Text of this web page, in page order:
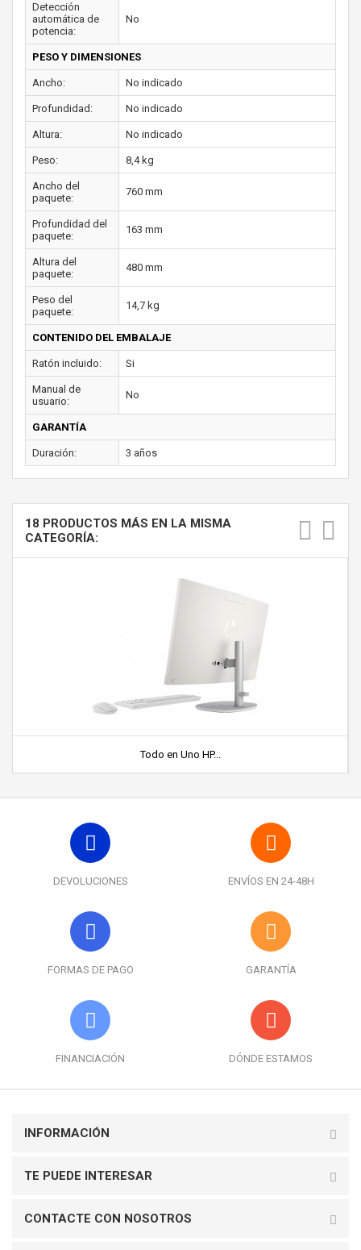
Detección
automática de
potencia:
No
PESO Y DIMENSIONES
Ancho: No indicado
Profundidad: No indicado
Altura: No indicado
Peso: 8,4 kg
Ancho del
paquete:
760 mm
Profundidad del
paquete:
163 mm
Altura del
paquete:
480 mm
Peso del
paquete:
14,7 kg
CONTENIDO DEL EMBALAJE
Ratón incluido: Si
Manual de
usuario:
No
GARANTÍA
Duración: 3 años
18 PRODUCTOS MÁS EN LA MISMA
CATEGORÍA:
Todo en Uno HP...
DEVOLUCIONES ENVÍOS EN 24-48H
FORMAS DE PAGO GARANTÍA
FINANCIACIÓN DÓNDE ESTAMOS
INFORMACIÓN
TE PUEDE INTERESAR
CONTACTE CON NOSOTROS